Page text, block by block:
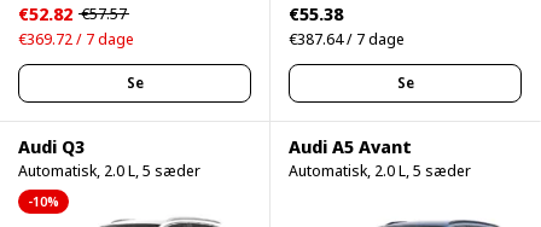
€52.82 €57.57
€369.72 / 7 dage
Se
€55.38
€387.64 / 7 dage
Se
Audi Q3
Automatisk, 2.0 L, 5 sæder
-10%
Audi A5 Avant
Automatisk, 2.0 L, 5 sæder